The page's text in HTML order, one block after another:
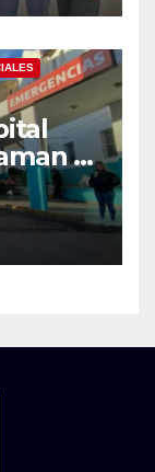
el
y